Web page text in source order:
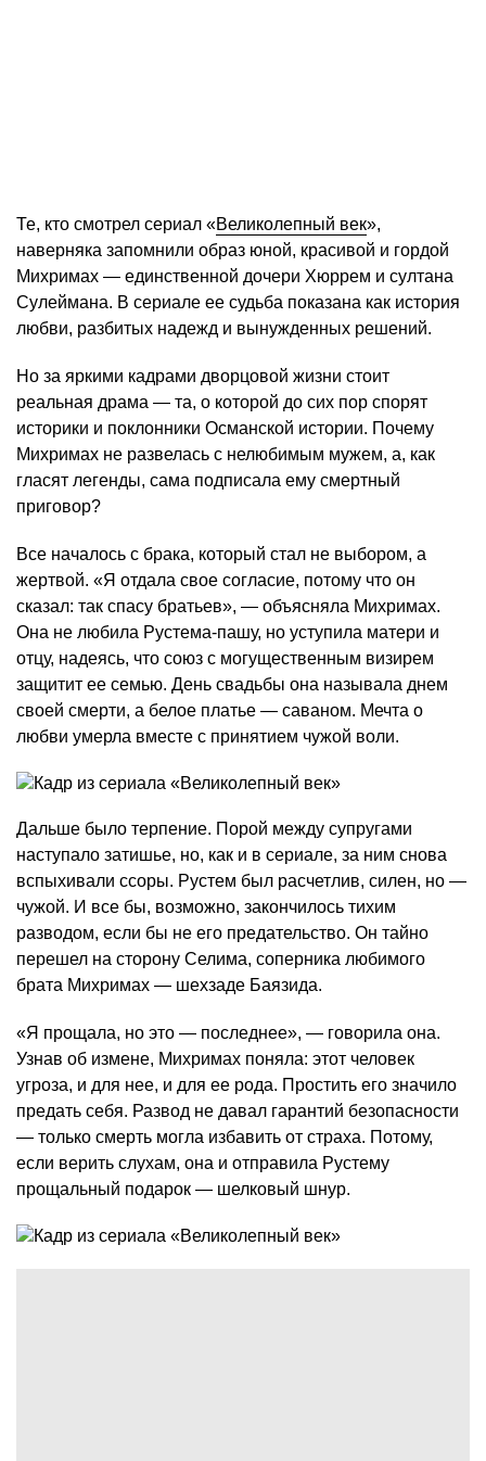
Те, кто смотрел сериал «Великолепный век»,
наверняка запомнили образ юной, красивой и гордой
Михримах — единственной дочери Хюррем и султана
Сулеймана. В сериале ее судьба показана как история
любви, разбитых надежд и вынужденных решений.
Но за яркими кадрами дворцовой жизни стоит
реальная драма — та, о которой до сих пор спорят
историки и поклонники Османской истории. Почему
Михримах не развелась с нелюбимым мужем, а, как
гласят легенды, сама подписала ему смертный
приговор?
Все началось с брака, который стал не выбором, а
жертвой. «Я отдала свое согласие, потому что он
сказал: так спасу братьев», — объясняла Михримах.
Она не любила Рустема-пашу, но уступила матери и
отцу, надеясь, что союз с могущественным визирем
защитит ее семью. День свадьбы она называла днем
своей смерти, а белое платье — саваном. Мечта о
любви умерла вместе с принятием чужой воли.
Дальше было терпение. Порой между супругами
наступало затишье, но, как и в сериале, за ним снова
вспыхивали ссоры. Рустем был расчетлив, силен, но —
чужой. И все бы, возможно, закончилось тихим
разводом, если бы не его предательство. Он тайно
перешел на сторону Селима, соперника любимого
брата Михримах — шехзаде Баязида.
«Я прощала, но это — последнее», — говорила она.
Узнав об измене, Михримах поняла: этот человек
угроза, и для нее, и для ее рода. Простить его значило
предать себя. Развод не давал гарантий безопасности
— только смерть могла избавить от страха. Потому,
если верить слухам, она и отправила Рустему
прощальный подарок — шелковый шнур.